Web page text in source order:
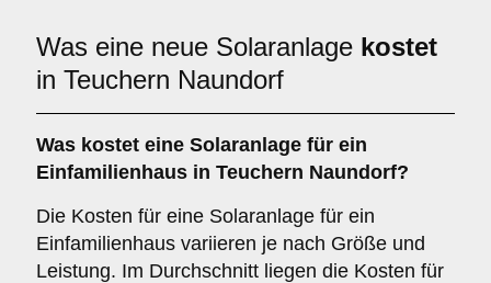
Was eine neue Solaranlage kostet
in Teuchern Naundorf
Was kostet eine Solaranlage für ein
Einfamilienhaus in Teuchern Naundorf?
Die Kosten für eine Solaranlage für ein
Einfamilienhaus variieren je nach Größe und
Leistung. Im Durchschnitt liegen die Kosten für